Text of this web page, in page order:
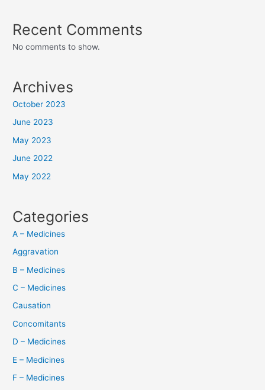
Recent Comments
No comments to show.
Archives
October 2023
June 2023
May 2023
June 2022
May 2022
Categories
A – Medicines
Aggravation
B – Medicines
C – Medicines
Causation
Concomitants
D – Medicines
E – Medicines
F – Medicines